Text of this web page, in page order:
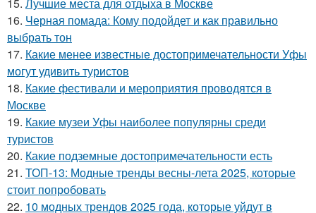
16. Черная помада: Кому подойдет и как правильно
выбрать тон
17. Какие менее известные достопримечательности Уфы
могут удивить туристов
18. Какие фестивали и мероприятия проводятся в
Москве
19. Какие музеи Уфы наиболее популярны среди
туристов
20. Какие подземные достопримечательности есть
21. ТОП-13: Модные тренды весны-лета 2025, которые
стоит попробовать
22. 10 модных трендов 2025 года, которые уйдут в